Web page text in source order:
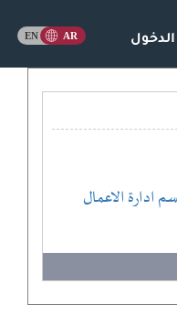
ادارة الاعمال